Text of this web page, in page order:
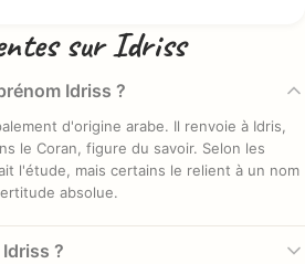
sur Idriss
Idriss ?
d'origine arabe. Il renvoie à Idris,
le Coran, figure du savoir. Selon les
l'étude, mais certains le relient à un nom
absolue.
?